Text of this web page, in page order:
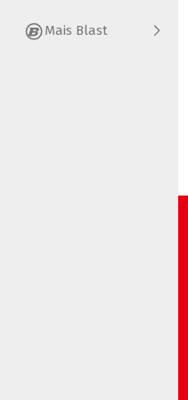
Mais Blast